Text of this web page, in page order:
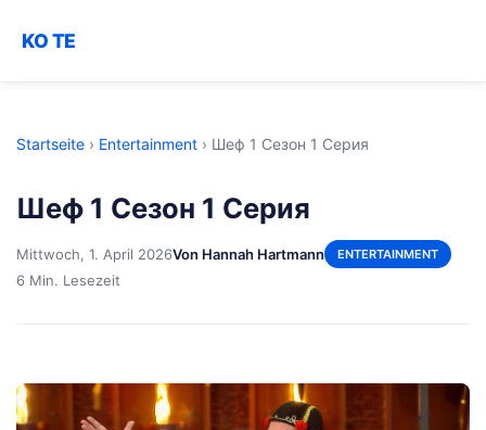
KO TE
Startseite › Entertainment › Шеф 1 Сезон 1 Серия
Шеф 1 Сезон 1 Серия
Mittwoch, 1. April 2026Von Hannah Hartmann ENTERTAINMENT
6 Min. Lesezeit